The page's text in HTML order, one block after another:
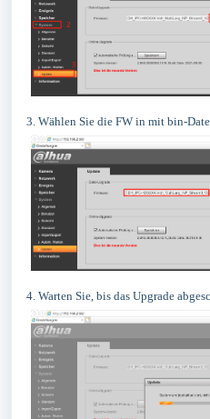
3. Wählen Sie die FW in mit bin-
4. Warten Sie, bis das Upgrade